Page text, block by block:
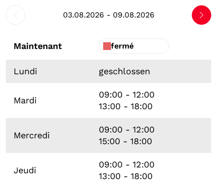
03.08.2026 - 09.08.2026
Maintenant fermé
Lundi geschlossen
Mardi
09:00 - 12:00
13:00 - 18:00
Mercredi
09:00 - 12:00
15:00 - 18:00
Jeudi
09:00 - 12:00
13:00 - 18:00